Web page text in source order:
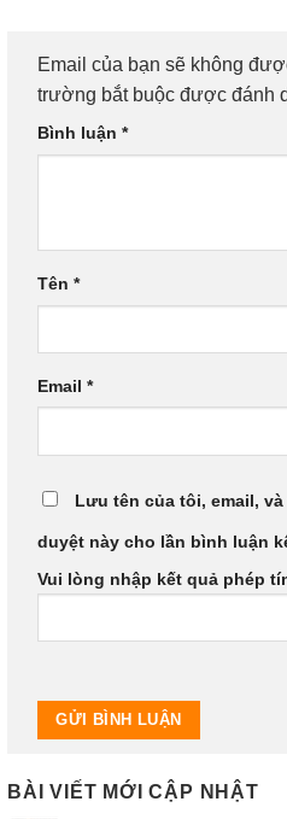
Email của bạn sẽ không
trường bắt buộc được đánh
Bình luận *
Tên *
Email *
Lưu tên của tôi, email,
duyệt này cho lần bình luận
Vui lòng nhập kết quả phép
BÀI VIẾT MỚI CẬP NHẬT